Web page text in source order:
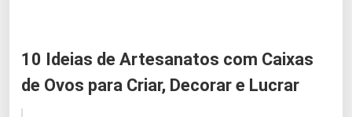
10 Ideias de Artesanatos com Caixas
de Ovos para Criar, Decorar e Lucrar